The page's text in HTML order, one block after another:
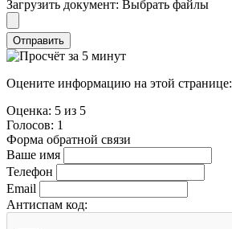
Загрузить документ: Выбрать файлы
Отправить
Оцените информацию на этой странице:
Оценка: 5 из 5
Голосов: 1
Форма обратной связи
Ваше имя
Телефон
Email
Антиспам код: